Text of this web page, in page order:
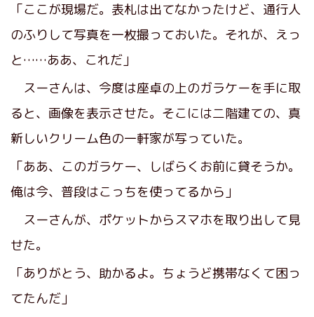
「ここが現場だ。表札は出てなかったけど、通行人
のふりして写真を一枚撮っておいた。それが、えっ
と……ああ、これだ」
スーさんは、今度は座卓の上のガラケーを手に取
ると、画像を表示させた。そこには二階建ての、真
新しいクリーム色の一軒家が写っていた。
「ああ、このガラケー、しばらくお前に貸そうか。
俺は今、普段はこっちを使ってるから」
スーさんが、ポケットからスマホを取り出して見
せた。
「ありがとう、助かるよ。ちょうど携帯なくて困っ
てたんだ」